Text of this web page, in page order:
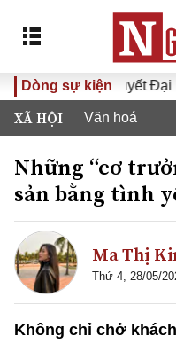
Dòng sự kiện
Nghị quyết Đại hội Đảng
XÃ HỘI Văn hoá
Những “cơ
sản bằng tình
Ma Thị
Thứ 4, 28/05/
Không chỉ chở